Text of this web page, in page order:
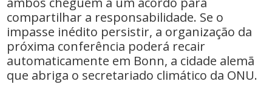
compartilhar a responsabilidade. Se o
impasse inédito persistir, a organização da
próxima conferência poderá recair
automaticamente em Bonn, a cidade alemã
que abriga o secretariado climático da ONU.